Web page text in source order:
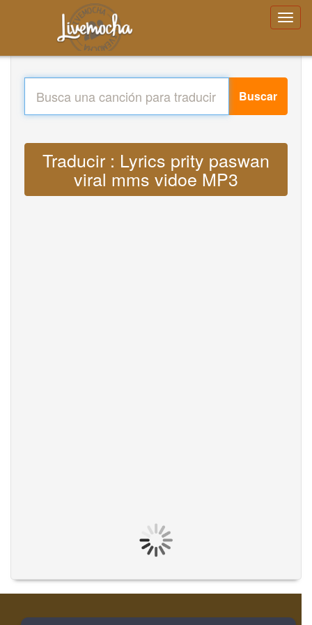
Buscar
Traducir : Lyrics prity paswan
viral mms vidoe MP3